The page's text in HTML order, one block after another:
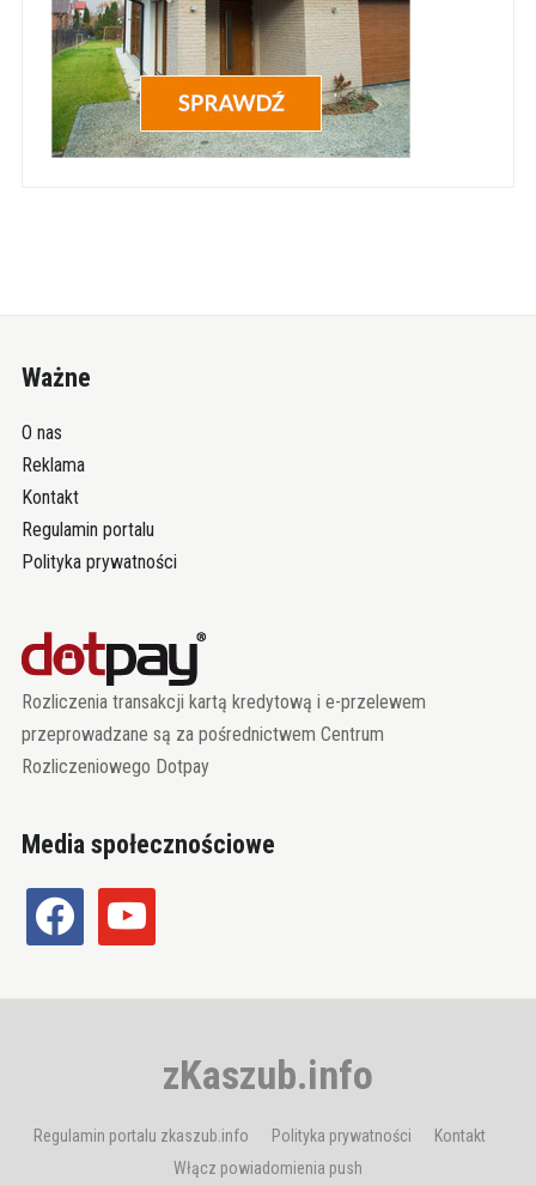
Ważne
O nas
Reklama
Kontakt
Regulamin portalu
Polityka prywatności
Rozliczenia transakcji kartą kredytową i e-przelewem
przeprowadzane są za pośrednictwem Centrum
Rozliczeniowego Dotpay
Media społecznościowe
facebook youtube
zKaszub.info
Regulamin portalu zkaszub.info Polityka prywatności
Kontakt
Włącz powiadomienia push